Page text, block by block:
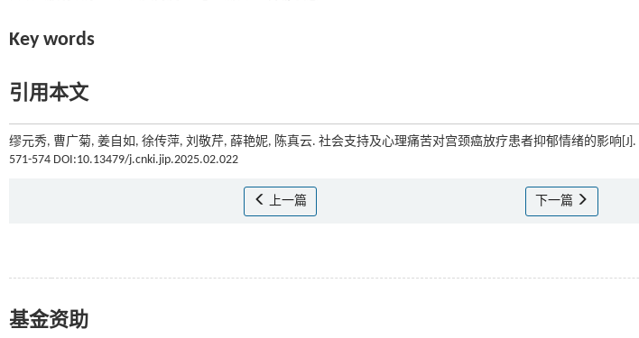
Key words
引用本文
缪元秀, 曹广菊, 姜自如, 徐传萍, 刘敬芹, 薛艳妮, 陈真云. 社会支持及心理痛苦对宫颈癌放疗患者抑郁情绪的影响[J].
571-574 DOI:10.13479/j.cnki.jip.2025.02.022
上一篇 下一篇
基金资助